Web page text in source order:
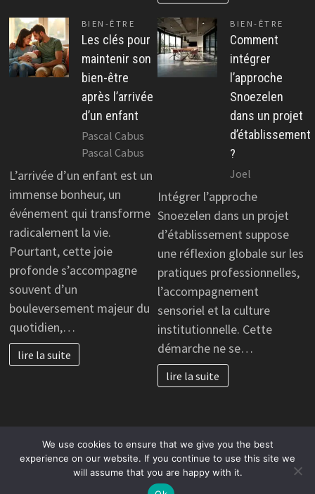
BIEN-ÊTRE
Les clés pour
maintenir son
bien-être
après l’arrivée
d’un enfant
Pascal Cabus
Pascal Cabus
L’arrivée d’un enfant est un
immense bonheur, un
événement qui transforme
radicalement la vie.
Pourtant, cette joie
profonde s’accompagne
souvent d’un
bouleversement majeur du
quotidien,…
lire la suite
BIEN-ÊTRE
Comment
intégrer
l’approche
Snoezelen
dans un projet
d’établissement
?
Joel
Intégrer l’approche
Snoezelen dans un projet
d’établissement suppose
une réflexion globale sur les
pratiques professionnelles,
l’accompagnement
sensoriel et la culture
institutionnelle. Cette
démarche ne se…
lire la suite
Copyright © 2026cc-vallée auge située dans le département
du Calvados et la région Normandie. . Alimenté par
WordPress
We use cookies to ensure that we give you the best
experience on our website. If you continue to use this site we
will assume that you are happy with it.